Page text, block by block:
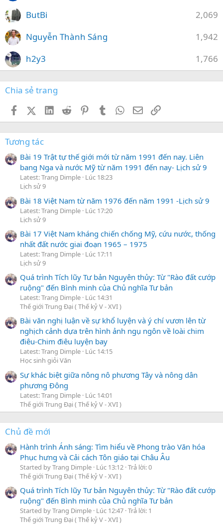
2,069
ButBi
1,942
Nguyễn Thành Sáng
1,766
h2y3
Chia sẻ trang
FacebookX (Twitter)
LinkedIn
Reddit PinterestTumblr WhatsApp
EmailLink
Tương tác
Bài 19 Trật tự thế giới mới từ năm 1991 đến nay. Liên
bang Nga và nước Mỹ từ năm 1991 đến nay- Lịch sử 9
Latest: Trang Dimple Lúc 18:23
Lịch sử 9
Bài 18 Việt Nam từ năm 1976 đến năm 1991 -Lịch sử 9
Latest: Trang Dimple Lúc 17:20
Lịch sử 9
Bài 17 Việt Nam kháng chiến chống Mỹ, cứu nước, thống
nhất đất nước giai đoạn 1965 – 1975
Latest: Trang Dimple Lúc 17:11
Lịch sử 9
Quá trình Tích lũy Tư bản Nguyên thủy: Từ "Rào đất cướp
ruộng" đến Bình minh của Chủ nghĩa Tư bản
Latest: Trang Dimple Lúc 14:31
Thế giới Trung Đại ( Thế kỷ V - XVI )
Bài văn nghị luận về sự khổ luyện và ý chí vươn lên từ
nghịch cảnh dựa trên hình ảnh ngụ ngôn về loài chim
điêu-Chim điêu luyện bay
Latest: Trang Dimple Lúc 14:15
Học sinh giỏi Văn
Sự khác biệt giữa nông nô phương Tây và nông dân
phương Đông
Latest: Trang Dimple Lúc 14:01
Thế giới Trung Đại ( Thế kỷ V - XVI )
Chủ đề mới
Hành trình Ánh sáng: Tìm hiểu về Phong trào Văn hóa
Phục hưng và Cải cách Tôn giáo tại Châu Âu
Started by Trang Dimple Lúc 13:12 Trả lời: 0
Thế giới Trung Đại ( Thế kỷ V - XVI )
Quá trình Tích lũy Tư bản Nguyên thủy: Từ "Rào đất cướp
ruộng" đến Bình minh của Chủ nghĩa Tư bản
Started by Trang Dimple Lúc 12:47 Trả lời: 1
Thế giới Trung Đại ( Thế kỷ V - XVI )